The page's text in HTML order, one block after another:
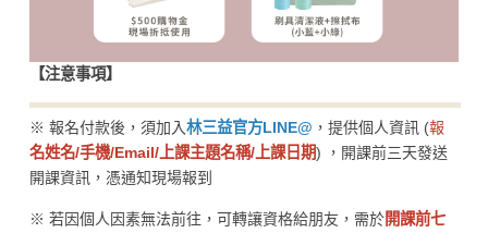
【注意事項】
※ 報名付款後，須加入林三益官方LINE@ ，提供個人資訊 (報
名姓名/手機/Email/上課主題名稱/上課日期) ，開課前三天發送
開課資訊，憑通知現場報到
※ 若因個人因素無法前往，可轉讓資格給朋友，需於開課前七